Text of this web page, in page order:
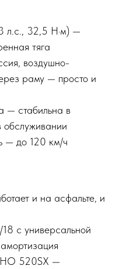
л.с., 32,5 Н·м) —
тяга
воздушно-
раму — просто и
— стабильна в
обслуживании
— до 120 км/ч
и на асфальте, и
с универсальной
520SX —